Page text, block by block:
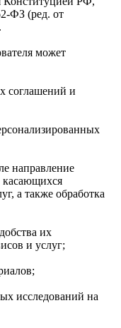
ФЗ (ред. от
может
соглашений и
направление
касающихся
а также обработка
их
и услуг;
исследований на